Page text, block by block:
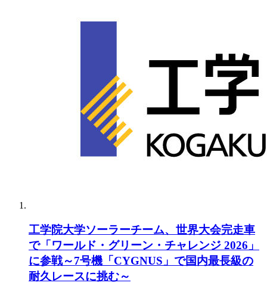
工学院大学ソーラーチーム、世界大会完走車
で「ワールド・グリーン・チャレンジ 2026」
に参戦～7号機「CYGNUS」で国内最長級の
耐久レースに挑む～